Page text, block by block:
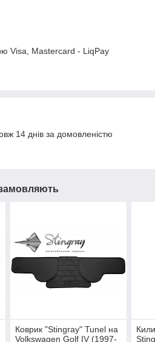
Visa, Mastercard - LiqPay
14 днів за домовленістю
Коврик "Stingray" Tunel на
Volkswagen Golf IV (1997-